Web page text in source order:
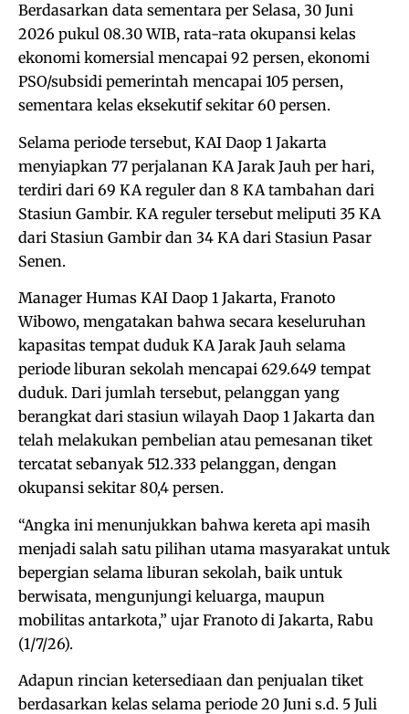
Berdasarkan data sementara per Selasa, 30 Juni
2026 pukul 08.30 WIB, rata-rata okupansi kelas
ekonomi komersial mencapai 92 persen, ekonomi
PSO/subsidi pemerintah mencapai 105 persen,
sementara kelas eksekutif sekitar 60 persen.
Selama periode tersebut, KAI Daop 1 Jakarta
menyiapkan 77 perjalanan KA Jarak Jauh per hari,
terdiri dari 69 KA reguler dan 8 KA tambahan dari
Stasiun Gambir. KA reguler tersebut meliputi 35 KA
dari Stasiun Gambir dan 34 KA dari Stasiun Pasar
Senen.
Manager Humas KAI Daop 1 Jakarta, Franoto
Wibowo, mengatakan bahwa secara keseluruhan
kapasitas tempat duduk KA Jarak Jauh selama
periode liburan sekolah mencapai 629.649 tempat
duduk. Dari jumlah tersebut, pelanggan yang
berangkat dari stasiun wilayah Daop 1 Jakarta dan
telah melakukan pembelian atau pemesanan tiket
tercatat sebanyak 512.333 pelanggan, dengan
okupansi sekitar 80,4 persen.
“Angka ini menunjukkan bahwa kereta api masih
menjadi salah satu pilihan utama masyarakat untuk
bepergian selama liburan sekolah, baik untuk
berwisata, mengunjungi keluarga, maupun
mobilitas antarkota,” ujar Franoto di Jakarta, Rabu
(1/7/26).
Adapun rincian ketersediaan dan penjualan tiket
berdasarkan kelas selama periode 20 Juni s.d. 5 Juli